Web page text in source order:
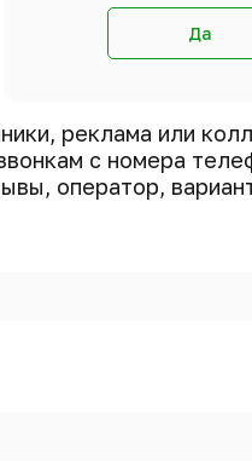
Да
реклама или
с номера
оператор,